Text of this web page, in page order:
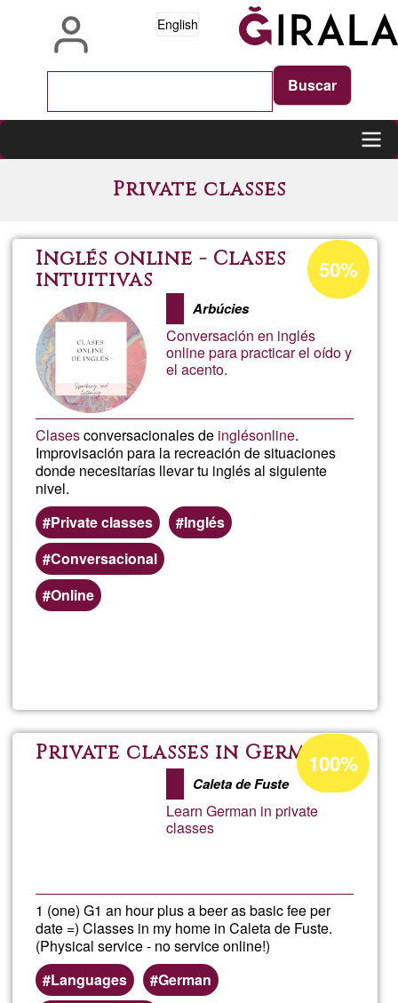
English
navigation
Private classes
Inglés online - Clases
intuitivas
Arbúcies
Conversación en inglés
online para practicar el oído y
el acento.
Clasesconversacionales de inglésonline.
Improvisación para la recreación de situaciones
donde necesitarías llevar tu inglés al siguiente
nivel.
Private classes
Inglés
Conversacional
Online
Acceptance
percentage
50%
-
Private classes in German
Caleta de Fuste
Learn German in private
classes
1 (one) G1 an hour plus a beer as basic fee per
date =) Classes in my home in Caleta de Fuste.
(Physical service - no service online!)
Languages
German
Acceptance
percentage
Ğ1
100%